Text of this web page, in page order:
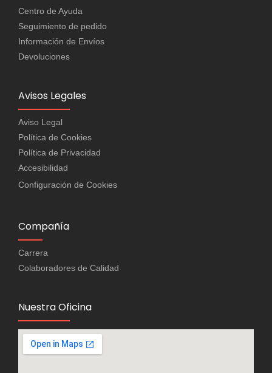
Centro de Ayuda
Seguimiento de pedido
Información de Envíos
Devoluciones
Avisos Legales
Aviso Legal
Política de Cookies
Política de Privacidad
Accesibilidad
Configuración de Cookies
Compañía
Carrera
Colaboradores de Calidad
Nuestra Oficina